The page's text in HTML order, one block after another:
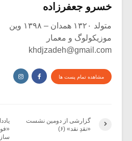
خسرو جعفرزاده
متولد ۱۳۲۰ همدان – ۱۳۹۸ وین
موزیکولوگ و معمار
khdjzadeh@gmail.com
مشاهده تمام پست ها
گزارشی از دومین نشست
«نقدِ نقد» (۶)